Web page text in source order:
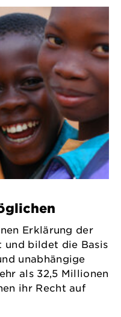
Erklärung der
und bildet die Basis
unabhängige
als 32,5 Millionen
ihr Recht auf